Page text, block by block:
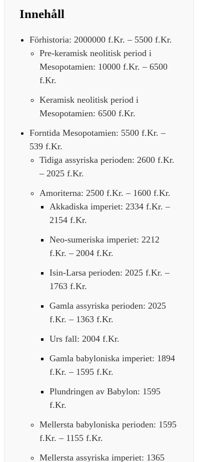
Innehåll
Förhistoria: 2000000 f.Kr. – 5500 f.Kr.
Pre-keramisk neolitisk period i
Mesopotamien: 10000 f.Kr. – 6500
f.Kr.
Keramisk neolitisk period i
Mesopotamien: 6500 f.Kr.
Forntida Mesopotamien: 5500 f.Kr. –
539 f.Kr.
Tidiga assyriska perioden: 2600 f.Kr.
– 2025 f.Kr.
Amoriterna: 2500 f.Kr. – 1600 f.Kr.
Akkadiska imperiet: 2334 f.Kr. –
2154 f.Kr.
Neo-sumeriska imperiet: 2212
f.Kr. – 2004 f.Kr.
Isin-Larsa perioden: 2025 f.Kr. –
1763 f.Kr.
Gamla assyriska perioden: 2025
f.Kr. – 1363 f.Kr.
Urs fall: 2004 f.Kr.
Gamla babyloniska imperiet: 1894
f.Kr. – 1595 f.Kr.
Plundringen av Babylon: 1595
f.Kr.
Mellersta babyloniska perioden: 1595
f.Kr. – 1155 f.Kr.
Mellersta assyriska imperiet: 1365